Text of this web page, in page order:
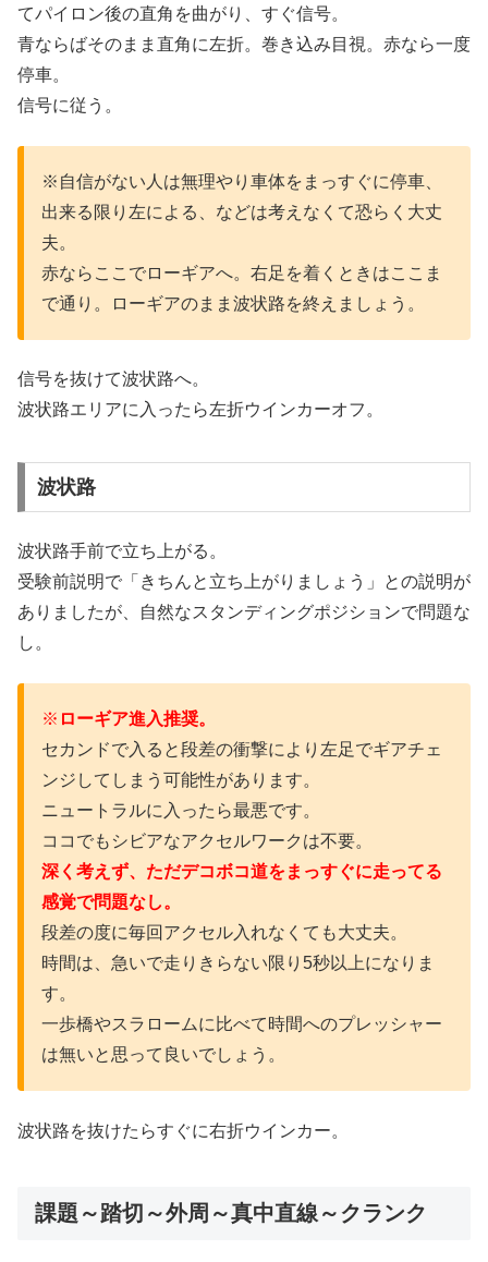
てパイロン後の直角を曲がり、すぐ信号。
青ならばそのまま直角に左折。巻き込み目視。赤なら一度
停車。
信号に従う。
※自信がない人は無理やり車体をまっすぐに停車、
出来る限り左による、などは考えなくて恐らく大丈
夫。
赤ならここでローギアへ。右足を着くときはここま
で通り。ローギアのまま波状路を終えましょう。
信号を抜けて波状路へ。
波状路エリアに入ったら左折ウインカーオフ。
波状路
波状路手前で立ち上がる。
受験前説明で「きちんと立ち上がりましょう」との説明が
ありましたが、自然なスタンディングポジションで問題な
し。
※ ローギア進入推奨。
セカンドで入ると段差の衝撃により左足でギアチェ
ンジしてしまう可能性があります。
ニュートラルに入ったら最悪です。
ココでもシビアなアクセルワークは不要。
深く考えず、ただデコボコ道をまっすぐに走ってる
感覚で問題なし。
段差の度に毎回アクセル入れなくても大丈夫。
時間は、急いで走りきらない限り5秒以上になりま
す。
一歩橋やスラロームに比べて時間へのプレッシャー
は無いと思って良いでしょう。
波状路を抜けたらすぐに右折ウインカー。
課題～踏切～外周～真中直線～クランク